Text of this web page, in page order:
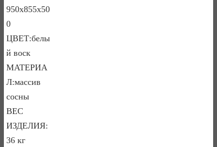
950х855х50
0
ЦВЕТ:белы
й воск
МАТЕРИА
Л:массив
сосны
ВЕС
ИЗДЕЛИЯ:
36 кг